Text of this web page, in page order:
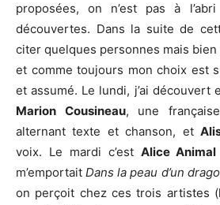
proposées, on n’est pas à
découvertes. Dans la suite de
citer quelques personnes mais bien
et comme toujours mon choix est
et assumé. Le lundi, j’ai découvert
Marion Cousineau, une
alternant texte et chanson, et
voix. Le mardi c’est Alice Animal
m’emportaitDans la peau d’un
on perçoit chez ces trois artistes